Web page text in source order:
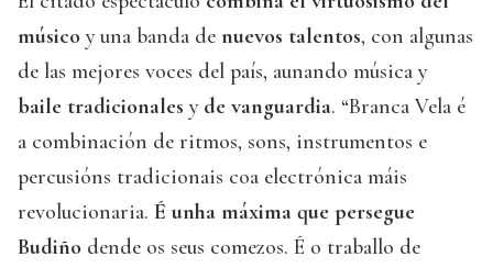
músico y una banda de nuevos talentos, con algunas
de las mejores voces del país, aunando música y
baile tradicionales y de vanguardia. “Branca Vela é
a combinación de ritmos, sons, instrumentos e
percusións tradicionais coa electrónica máis
revolucionaria. É unha máxima que persegue
Budiño dende os seus comezos. É o traballo de